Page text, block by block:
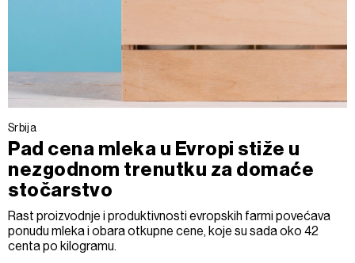
Srbija
Pad cena mleka u Evropi stiže u
nezgodnom trenutku za domaće
stočarstvo
Rast proizvodnje i produktivnosti evropskih farmi povećava
ponudu mleka i obara otkupne cene, koje su sada oko 42
centa po kilogramu.